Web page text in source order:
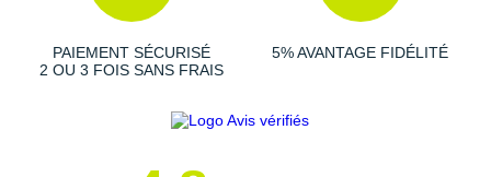
PAIEMENT SÉCURISÉ
2 OU 3 FOIS SANS FRAIS
5% AVANTAGE FIDÉLITÉ
X-Socks
+ Voir toutes les marques